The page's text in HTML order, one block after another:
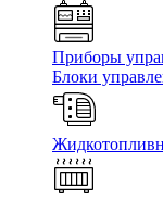
Приборы
Блоки